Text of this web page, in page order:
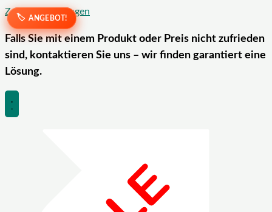
Zum Inhalt springen
Falls Sie mit einem Produkt oder Preis nicht zufrieden
sind, kontaktieren Sie uns – wir finden garantiert eine
Lösung.
ANGEBOT!
ANGEBOT!